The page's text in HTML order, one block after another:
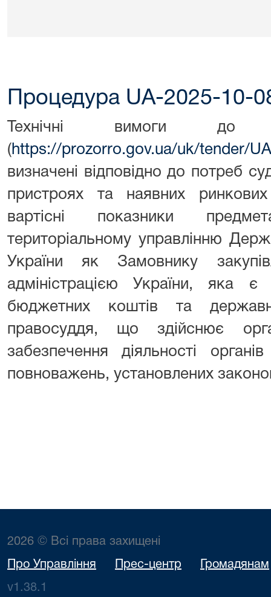
Процедура UA-2025-10-
Технічні вимоги до
(https://prozorro.gov.ua/uk/tender/
визначені відповідно до потреб
пристроях та наявних ринкових
вартісні показники
територіальному управлінню
України як Замовнику
адміністрацією України, яка
бюджетних коштів та
правосуддя, що здійснює
забезпечення діяльності
повноважень, установлених
2026 © Всі права захищені
Про Управління Прес-центр Громадянам
v1.38.1